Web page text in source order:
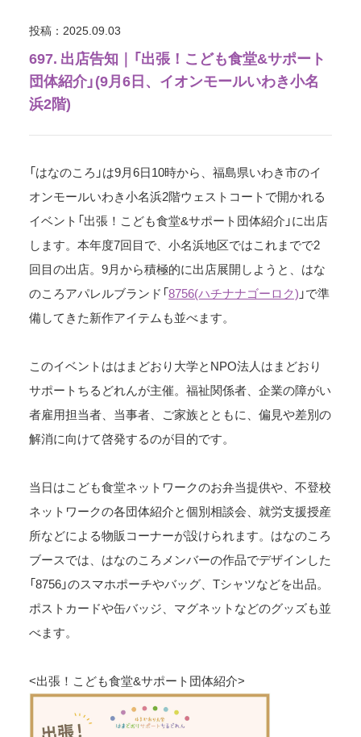
投稿：2025.09.03
697. 出店告知｜「出張！こども食堂&サポート
団体紹介」(9月6日、イオンモールいわき小名
浜2階)
「はなのころ」は9月6日10時から、福島県いわき市のイ
オンモールいわき小名浜2階ウェストコートで開かれる
イベント「出張！こども食堂&サポート団体紹介」に出店
します。本年度7回目で、小名浜地区ではこれまでで2
回目の出店。9月から積極的に出店展開しようと、はな
のころアパレルブランド「8756(ハチナナゴーロク) 」で準
備してきた新作アイテムも並べます。
このイベントははまどおり大学とNPO法人はまどおり
サポートちるどれんが主催。福祉関係者、企業の障がい
者雇用担当者、当事者、ご家族とともに、偏見や差別の
解消に向けて啓発するのが目的です。
当日はこども食堂ネットワークのお弁当提供や、不登校
ネットワークの各団体紹介と個別相談会、就労支援授産
所などによる物販コーナーが設けられます。はなのころ
ブースでは、はなのころメンバーの作品でデザインした
「8756」のスマホポーチやバッグ、Tシャツなどを出品。
ポストカードや缶バッジ、マグネットなどのグッズも並
べます。
<出張！こども食堂&サポート団体紹介>